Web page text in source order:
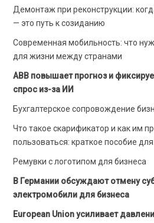
Демонтаж при реконструкции:
— это путь к созиданию
Современная мобильность: что
для жизни между странами
ABB повышает прогноз и
спрос из-за ИИ
Бухгалтерское сопровождение
Что такое скарификатор и как им
пользоваться: краткое пособие
Ремувки с логотипом для бизнеса
В Германии обсуждают отмену
электромобили для бизнеса
European Union усиливает